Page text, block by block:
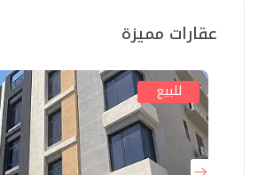
عقارات مميزة
للبيع